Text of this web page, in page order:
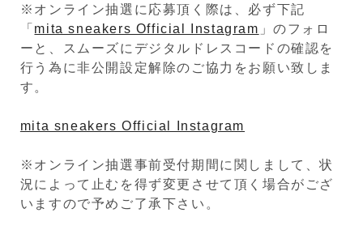
※オンライン抽選に応募頂く際は、必ず下記
「 mita sneakers Official Instagram 」のフォロ
ーと、スムーズにデジタルドレスコードの確認を
行う為に非公開設定解除のご協力をお願い致しま
す。
mita sneakers Official Instagram
※オンライン抽選事前受付期間に関しまして、状
況によって止むを得ず変更させて頂く場合がござ
いますので予めご了承下さい。